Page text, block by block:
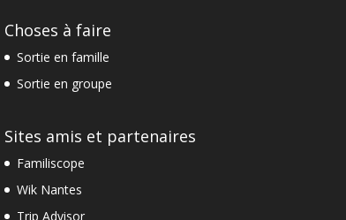
Choses à faire
Sortie en famille
Sortie en groupe
Sites amis et partenaires
Familiscope
Wik Nantes
Trip Advisor